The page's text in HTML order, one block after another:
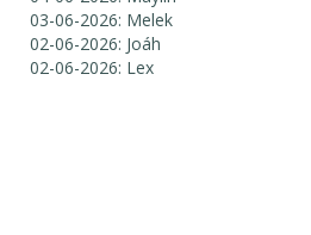
03-06-2026: Melek
02-06-2026: Joáh
02-06-2026: Lex